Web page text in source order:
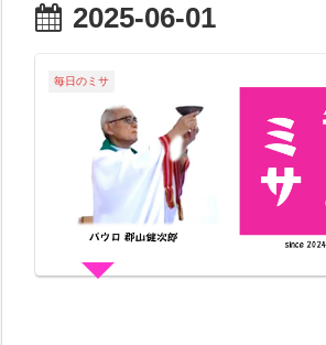
2025-06-01
毎日のミサ